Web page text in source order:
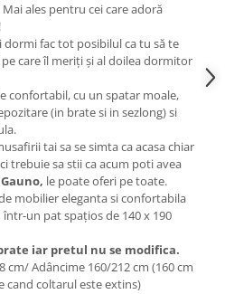
ales pentru cei care adoră
fac tot posibilul ca tu să te
care îl meriți și al doilea dormitor
confortabil, cu un spatar moale,
(in brate si in sezlong) si
tai sa se simta ca acasa chiar
trebuie sa stii ca acum poti avea
le poate oferi pe toate.
mobilier eleganta si confortabila
un pat spaţios de 140 x 190
iar pretul nu se modifica.
cm/ Adâncime 160/212 cm (160 cm
cand coltarul este extins)